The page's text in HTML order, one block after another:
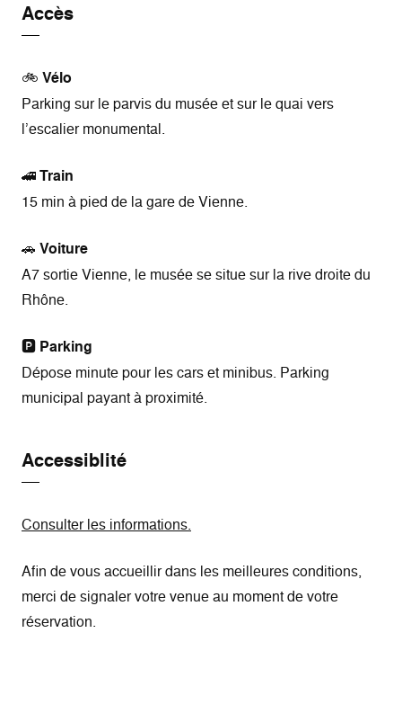
Accès
🚲 Vélo
Parking sur le parvis du musée et sur le quai vers
l’escalier monumental.
🚄Train
15 min à pied de la gare de Vienne.
🚗 Voiture
A7 sortie Vienne, le musée se situe sur la rive droite du
Rhône.
🅿️ Parking
Dépose minute pour les cars et minibus. Parking
municipal payant à proximité.
Accessiblité
Consulter les informations.
Afin de vous accueillir dans les meilleures conditions,
merci de signaler votre venue au moment de votre
réservation.